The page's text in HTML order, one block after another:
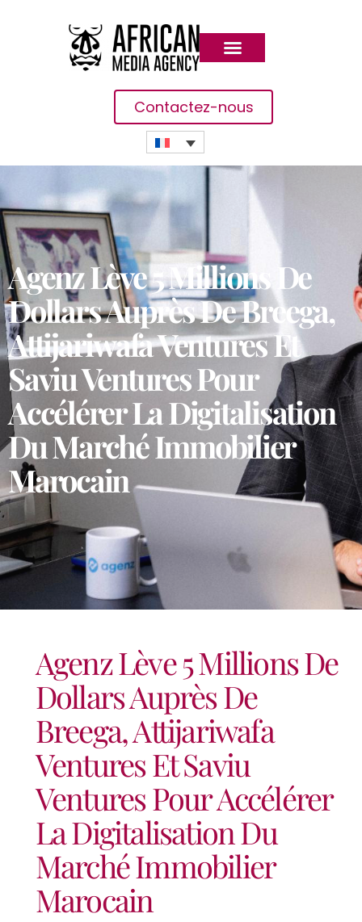
Contactez-nous
Agenz Lève 5 Millions De
Dollars Auprès De Breega,
Attijariwafa Ventures Et
Saviu Ventures Pour
Accélérer La Digitalisation
Du Marché Immobilier
Marocain
Agenz Lève 5 Millions De
Dollars Auprès De
Breega, Attijariwafa
Ventures Et Saviu
Ventures Pour Accélérer
La Digitalisation Du
Marché Immobilier
Marocain